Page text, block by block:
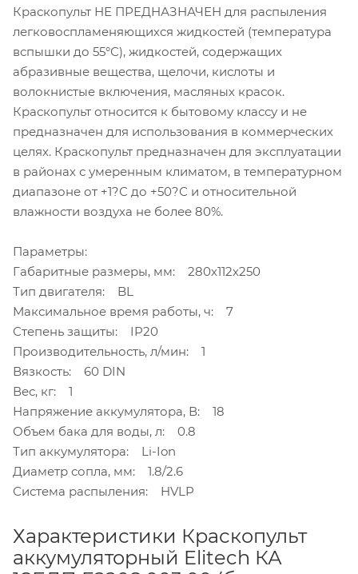
Краскопульт НЕ ПРЕДНАЗНАЧЕН для распыления
легковоспламеняющихся жидкостей (температура
вспышки до 55°С), жидкостей, содержащих
абразивные вещества, щелочи, кислоты и
волокнистые включения, масляных красок.
Краскопульт относится к бытовому классу и не
предназначен для использования в коммерческих
целях. Краскопульт предназначен для эксплуатации
в районах с умеренным климатом, в температурном
диапазоне от +1?С до +50?С и относительной
влажности воздуха не более 80%.
Параметры:
Габаритные размеры, мм: 280х112х250
Тип двигателя: BL
Максимальное время работы, ч: 7
Степень защиты: IP20
Производительность, л/мин: 1
Вязкость: 60 DIN
Вес, кг: 1
Напряжение аккумулятора, В: 18
Объем бака для воды, л: 0.8
Тип аккумулятора: Li-Ion
Диаметр сопла, мм: 1.8/2.6
Система распыления: HVLP
Характеристики Краскопульт
аккумуляторный Elitech КА